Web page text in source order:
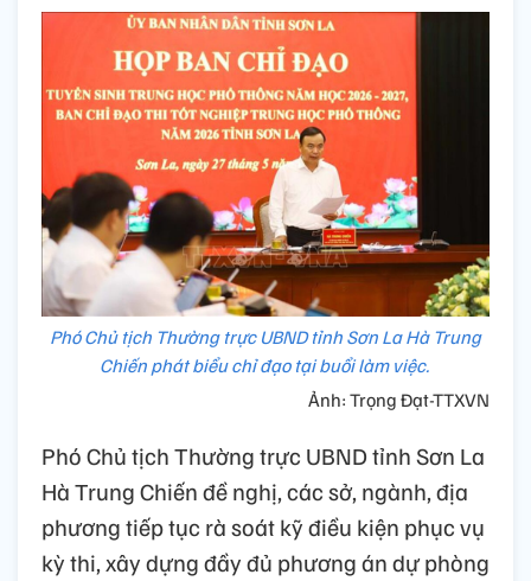
Phó Chủ tịch Thường trực UBND tỉnh Sơn La Hà Trung
Chiến phát biểu chỉ đạo tại buổi làm việc.
Ảnh: Trọng Đạt-TTXVN
Phó Chủ tịch Thường trực UBND tỉnh Sơn La
Hà Trung Chiến đề nghị, các sở, ngành, địa
phương tiếp tục rà soát kỹ điều kiện phục vụ
kỳ thi, xây dựng đầy đủ phương án dự phòng